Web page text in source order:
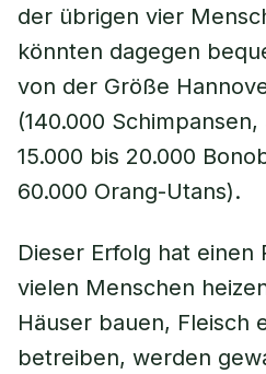
der übrigen vier
könnten dagegen
von der Größe
(140.000
15.000 bis 20.000
60.000 Orang-Utans).
Dieser Erfolg hat einen
vielen Menschen
Häuser bauen, Fleisch
betreiben, werden